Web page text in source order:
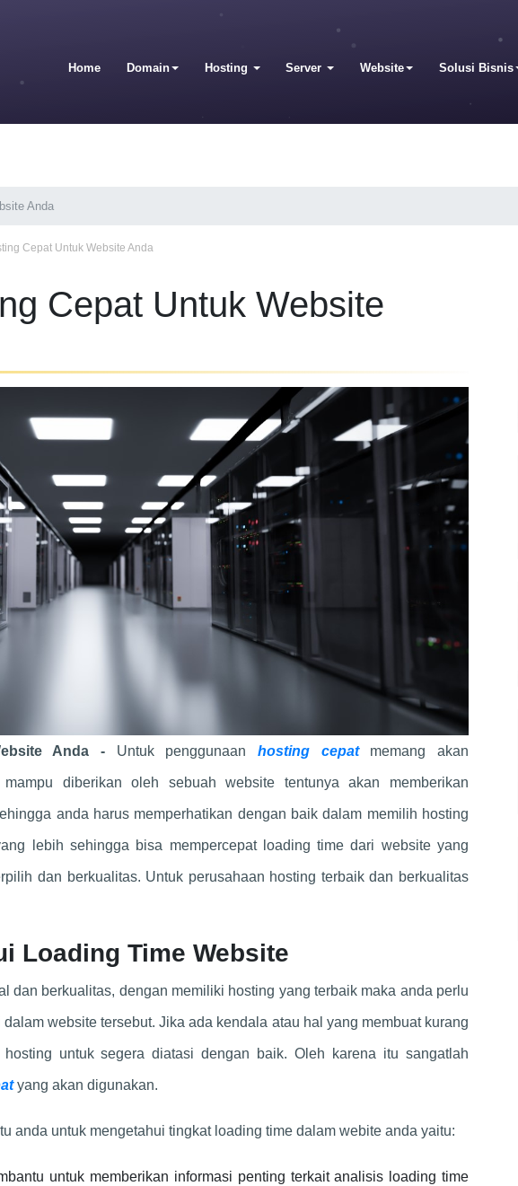
Home Domain Hosting Server Website Solusi Bisnis
Anda
Cepat Untuk Website Anda
Cepat Untuk Website
Anda - Untuk penggunaan hosting cepat memang akan
diberikan oleh sebuah website tentunya akan memberikan
anda harus memperhatikan dengan baik dalam memilih hosting
lebih sehingga bisa mempercepat loading time dari website yang
dan berkualitas. Untuk perusahaan hosting terbaik dan berkualitas
Loading Time Website
dan berkualitas, dengan memiliki hosting yang terbaik maka anda perlu
website tersebut. Jika ada kendala atau hal yang membuat kurang
untuk segera diatasi dengan baik. Oleh karena itu sangatlah
yang akan digunakan.
anda untuk mengetahui tingkat loading time dalam webite anda yaitu:
untuk memberikan informasi penting terkait analisis loading time